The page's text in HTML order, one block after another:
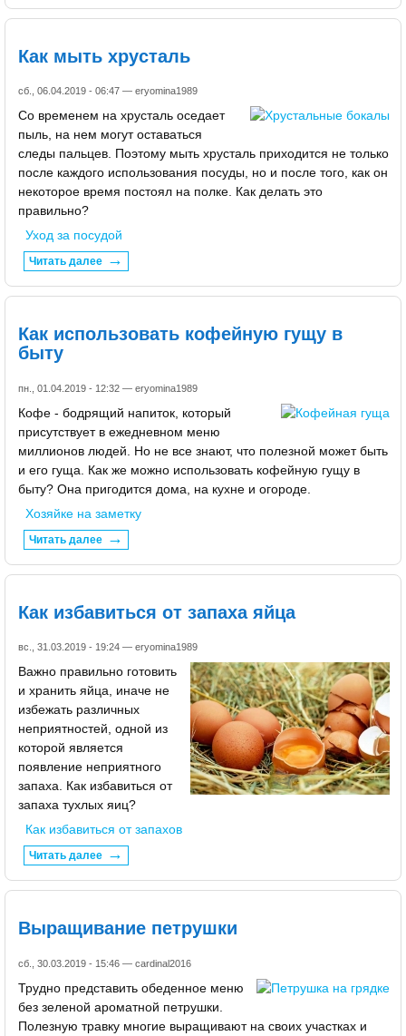
Как мыть хрусталь
сб., 06.04.2019 - 06:47 — eryomina1989
Со временем на хрусталь оседает
пыль, на нем могут оставаться
следы пальцев. Поэтому мыть хрусталь приходится не только
после каждого использования посуды, но и после того, как он
некоторое время постоял на полке. Как делать это
правильно?
Уход за посудой
Читать далее
Как использовать кофейную гущу в
быту
пн., 01.04.2019 - 12:32 — eryomina1989
Кофе - бодрящий напиток, который
присутствует в ежедневном меню
миллионов людей. Но не все знают, что полезной может быть
и его гуща. Как же можно использовать кофейную гущу в
быту? Она пригодится дома, на кухне и огороде.
Хозяйке на заметку
Читать далее
Как избавиться от запаха яйца
вс., 31.03.2019 - 19:24 — eryomina1989
Важно правильно готовить
и хранить яйца, иначе не
избежать различных
неприятностей, одной из
которой является
появление неприятного
запаха. Как избавиться от
запаха тухлых яиц?
Как избавиться от запахов
Читать далее
Выращивание петрушки
сб., 30.03.2019 - 15:46 — cardinal2016
Трудно представить обеденное меню
без зеленой ароматной петрушки.
Полезную травку многие выращивают на своих участках и